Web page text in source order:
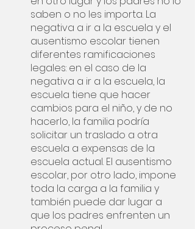
saben o no les importa. La
negativa a ir a la escuela y el
ausentismo escolar tienen
diferentes ramificaciones
legales: en el caso de la
negativa a ir a la escuela, la
escuela tiene que hacer
cambios para el niño, y de no
hacerlo, la familia podría
solicitar un traslado a otra
escuela a expensas de la
escuela actual. El ausentismo
escolar, por otro lado, impone
toda la carga a la familia y
también puede dar lugar a
que los padres enfrenten un